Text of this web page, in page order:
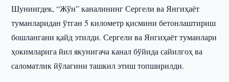
Шунингдек, “Жўн” каналининг Сергели ва Янгиҳаёт
туманларидан ўтган 5 километр қисмини бетонлаштириш
бошлангани қайд этилди. Сергели ва Янгиҳаёт туманлари
ҳокимларига йил якунигача канал бўйида сайилгоҳ ва
саломатлик йўлагини ташкил этиш топширилди.